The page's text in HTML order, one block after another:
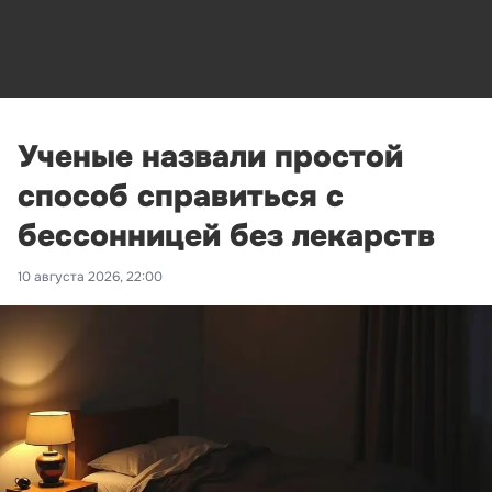
Ученые назвали простой
способ справиться с
бессонницей без лекарств
10 августа 2026, 22:00